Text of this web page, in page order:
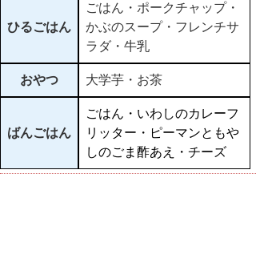
ひるごはん
ごはん・ポークチャップ・
かぶのスープ・フレンチサ
ラダ・牛乳
おやつ 大学芋・お茶
ばんごはん
ごはん・いわしのカレーフ
リッター・ピーマンともや
しのごま酢あえ・チーズ